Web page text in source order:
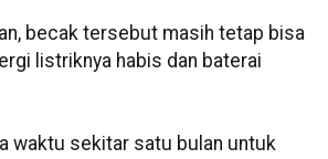
becak tersebut masih tetap bisa
listriknya habis dan baterai
waktu sekitar satu bulan untuk